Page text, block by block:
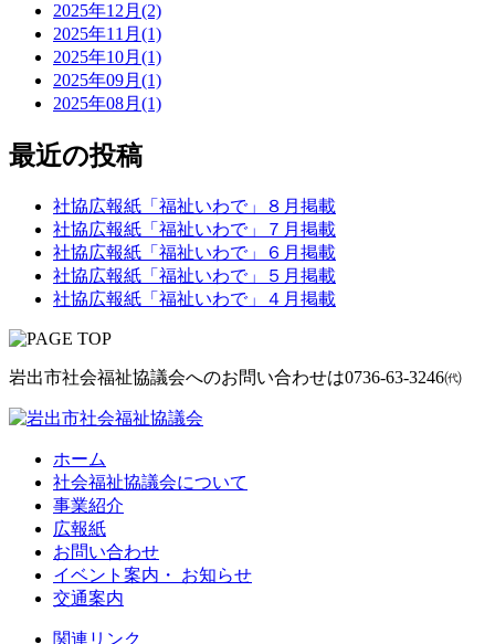
2025年12月(2)
2025年11月(1)
2025年10月(1)
2025年09月(1)
2025年08月(1)
最近の投稿
社協広報紙「福祉いわで」８月掲載
社協広報紙「福祉いわで」７月掲載
社協広報紙「福祉いわで」６月掲載
社協広報紙「福祉いわで」５月掲載
社協広報紙「福祉いわで」４月掲載
岩出市社会福祉協議会へのお問い合わせは0736-63-3246㈹
ホーム
社会福祉協議会について
事業紹介
広報紙
お問い合わせ
イベント案内・ お知らせ
交通案内
関連リンク